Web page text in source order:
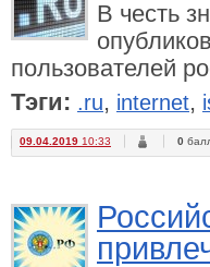
В честь
пользователей
Тэги: .ru, internet,
09.04.2019 10:33 0